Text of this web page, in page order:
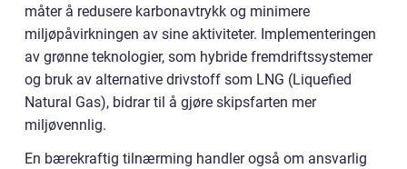
måter å redusere karbonavtrykk og minimere
miljøpåvirkningen av sine aktiviteter. Implementeringen
av grønne teknologier, som hybride fremdriftssystemer
og bruk av alternative drivstoff som LNG (Liquefied
Natural Gas), bidrar til å gjøre skipsfarten mer
miljøvennlig.
En bærekraftig tilnærming handler også om ansvarlig